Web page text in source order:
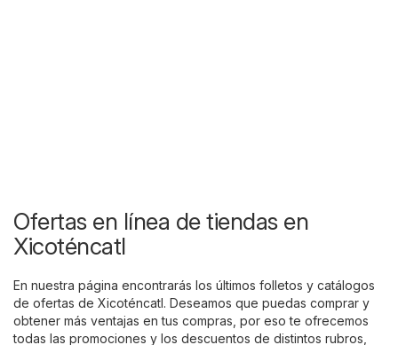
Ofertas en línea de tiendas en
Xicoténcatl
En nuestra página encontrarás los últimos folletos y catálogos
de ofertas de Xicoténcatl. Deseamos que puedas comprar y
obtener más ventajas en tus compras, por eso te ofrecemos
todas las promociones y los descuentos de distintos rubros,